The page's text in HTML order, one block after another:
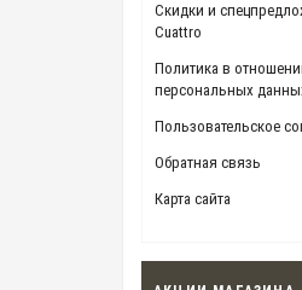
Скидки и
Cuattro
Политика в
персональных
Пользовательское
Обратная связь
Карта сайта